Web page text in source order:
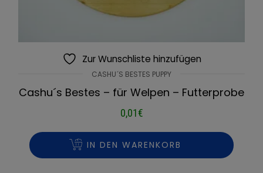
Zur Wunschliste hinzufügen
CASHU´S BESTES PUPPY
Cashu´s Bestes – für Welpen – Futterprobe
0,01€
IN DEN WARENKORB